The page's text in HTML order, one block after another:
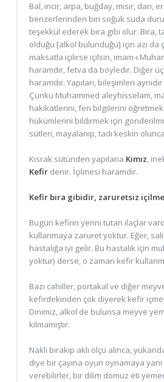
Bal, incir, arpa, buğday, mısır, darı,
benzerlerinden biri soğuk suda
teşekkül ederek bira gibi olur. Bira,
olduğu [alkol bulunduğu] için azı da
maksatla içilirse içilsin, imam-ı
haramdır, fetva da böyledir. Diğer
haramdır. Yapıları, bileşimleri
Çünkü Muhammed aleyhisselam,
hakikatlerini, fen bilgilerini öğretmek
hükümlerini bildirmek için
sütleri, mayalanıp, tadı keskin
Kısrak sütünden yapılana Kımız,
Kefirdenir. İçilmesi haramdır.
Kefir bira gibidir, zaruretsiz
Bugün kefirin yerini tutan ilaçlar
kullanmaya zaruret yoktur. Eğer,
hastalığa iyi gelir. Bu hastalık için
yoktur) derse, o zaman kefir
Bazı cahiller, portakal ve diğer
kefirdekinden çok diyerek kefir
Dinimiz, alkol de bulunsa meyve
kılmamıştır.
Nakli bırakıp aklı ölçü alınca,
diye bir çayına oyun oynamaya
verebilirler, bir dilim domuz eti